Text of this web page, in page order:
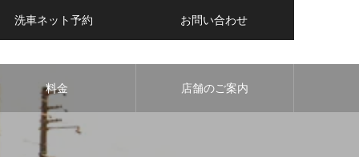
洗車ネット予約 お問い合わせ
料金 店舗のご案内